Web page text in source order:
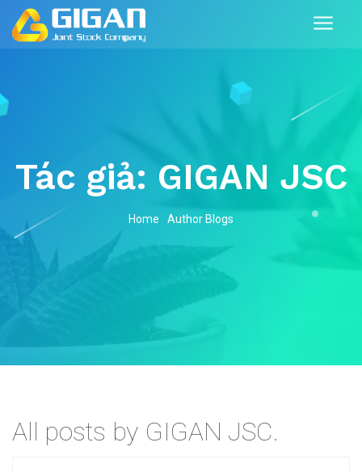
Tác giả: GIGAN JSC
Home Author Blogs
All posts by GIGAN JSC.